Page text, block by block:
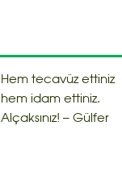
Hem tecavüz ettiniz
hem idam ettiniz.
Alçaksınız! – Gülfer